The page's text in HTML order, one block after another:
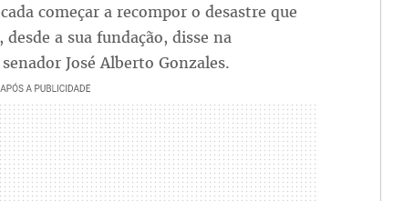
começar a recompor o desastre que
a sua fundação, disse na
José Alberto Gonzales.